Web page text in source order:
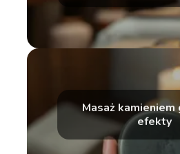
Masaż kamieniem
efekty